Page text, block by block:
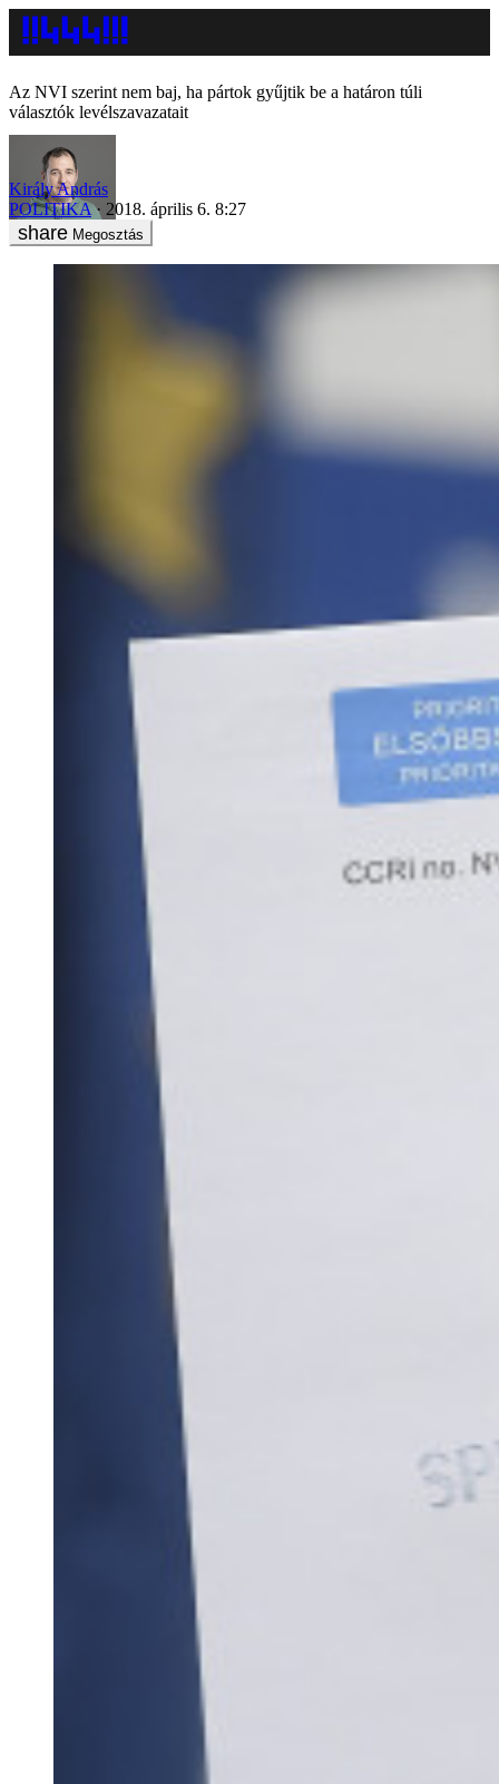
Az NVI szerint nem baj, ha pártok gyűjtik be a határon túli
választók levélszavazatait
Király András
POLITIKA
2018. április 6. 8:27
Megosztás